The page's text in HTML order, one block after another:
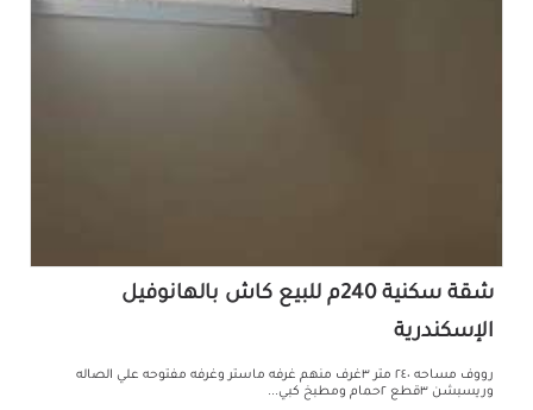
شقة سكنية 240م للبيع كاش بالهانوفيل
الإسكندرية
رووف مساحه ٢٤٠ متر ٣غرف منهم غرفه ماستر وغرفه مفتوحه علي الصاله
وريسبشن ٣قطع ٢حمام ومطبخ كبي...